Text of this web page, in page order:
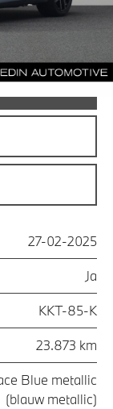
27-02-2025
Ja
KKT-85-K
23.873 km
Blue metallic
(blauw metallic)